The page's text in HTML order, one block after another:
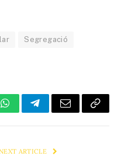
Segregació
WhatsAppTelegramEmail Copy
ARTICLE